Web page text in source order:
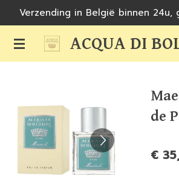
naar
de
ACQUA DI
Verzending in België binnen 24u,
de
€